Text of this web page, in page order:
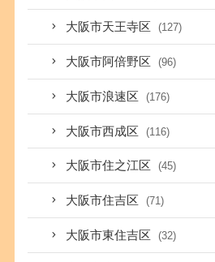
大阪市天王寺区 (127)
大阪市阿倍野区 (96)
大阪市浪速区 (176)
大阪市西成区 (116)
大阪市住之江区 (45)
大阪市住吉区 (71)
大阪市東住吉区 (32)